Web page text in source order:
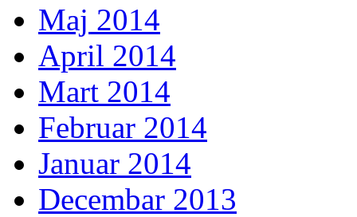
Maj 2014
April 2014
Mart 2014
Februar 2014
Januar 2014
Decembar 2013